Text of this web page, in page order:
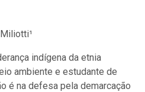
indígena da etnia
ambiente e estudante de
é na defesa pela demarcação